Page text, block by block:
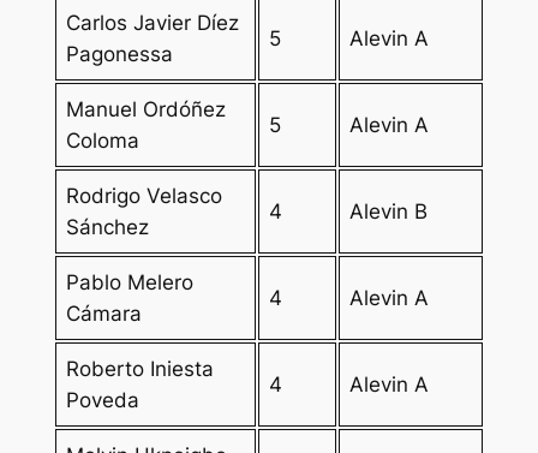
Carlos Javier Díez
Pagonessa
5 Alevin A
Manuel Ordóñez
Coloma
5 Alevin A
Rodrigo Velasco
Sánchez
4 Alevin B
Pablo Melero
Cámara
4 Alevin A
Roberto Iniesta
Poveda
4 Alevin A